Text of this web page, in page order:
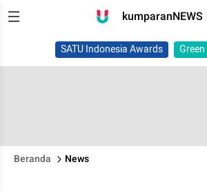
kumparanNEWS
SATU Indonesia Awards
Beranda News